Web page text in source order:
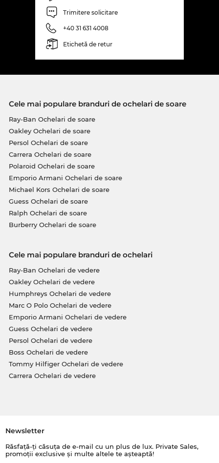
Trimitere solicitare
+40 31 631 4008
Etichetă de retur
Cele mai populare branduri de ochelari de soare
Ray-Ban Ochelari de soare
Oakley Ochelari de soare
Persol Ochelari de soare
Carrera Ochelari de soare
Polaroid Ochelari de soare
Emporio Armani Ochelari de soare
Michael Kors Ochelari de soare
Guess Ochelari de soare
Ralph Ochelari de soare
Burberry Ochelari de soare
Cele mai populare branduri de ochelari
Ray-Ban Ochelari de vedere
Oakley Ochelari de vedere
Humphreys Ochelari de vedere
Marc O Polo Ochelari de vedere
Emporio Armani Ochelari de vedere
Guess Ochelari de vedere
Persol Ochelari de vedere
Boss Ochelari de vedere
Tommy Hilfiger Ochelari de vedere
Carrera Ochelari de vedere
Newsletter
Răsfață-ți căsuța de e-mail cu un plus de lux. Private Sales,
promoții exclusive și multe altele te așteaptă!